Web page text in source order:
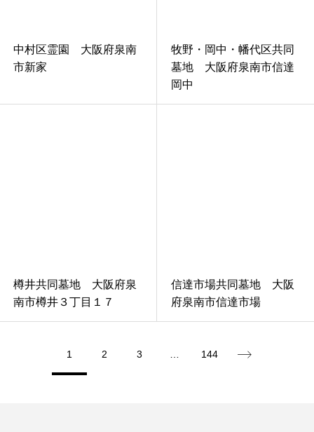
中村区霊園 大阪府泉南
市新家
牧野・岡中・幡代区共同
墓地 大阪府泉南市信達
岡中
樽井共同墓地 大阪府泉
南市樽井３丁目１７
信達市場共同墓地 大阪
府泉南市信達市場
1 2 3 144